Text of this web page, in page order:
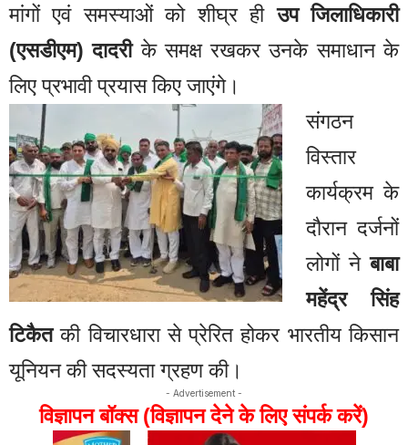
मांगों एवं समस्याओं को शीघ्र हीउप जिलाधिकारी
(एसडीएम) दादरीके समक्ष रखकर उनके समाधान के
लिए प्रभावी प्रयास किए जाएंगे।
संगठन
विस्तार
कार्यक्रम के
दौरान दर्जनों
लोगों नेबाबा
महेंद्र सिंह
टिकैतकी विचारधारा से प्रेरित होकर भारतीय किसान
यूनियन की सदस्यता ग्रहण की।
- Advertisement -
विज्ञापन बॉक्स (विज्ञापन देने के लिए संपर्क करें)